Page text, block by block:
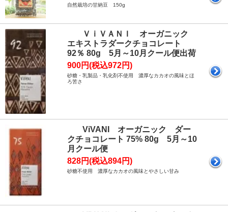
自然栽培の甘納豆 150g
ＶｉＶＡＮＩ オーガニック
エキストラダークチョコレート
92％ 80g 5月～10月クール便出荷
900円(税込972円)
砂糖・乳製品・乳化剤不使用 濃厚なカカオの風味とほ
ろ苦さ
ViVANI オーガニック ダー
クチョコレート 75% 80g 5月～10
月クール便
828円(税込894円)
砂糖不使用 濃厚なカカオの風味とやさしい甘み